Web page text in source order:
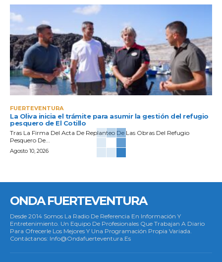
FUERTEVENTURA
La Oliva inicia el trámite para asumir la gestión del refugio
pesquero de El Cotillo
Tras La Firma Del Acta De Replanteo De Las Obras Del Refugio
Pesquero De...
Agosto 10, 2026
ONDA FUERTEVENTURA
Desde 2014 Somos La Radio De Referencia En Información Y
Entretenimiento. Un Equipo De Profesionales Que Trabajan A Diario
Para Ofrecerle Los Mejores Y Una Programación Propia Variada.
Contáctanos: Info@ondafuerteventura.es